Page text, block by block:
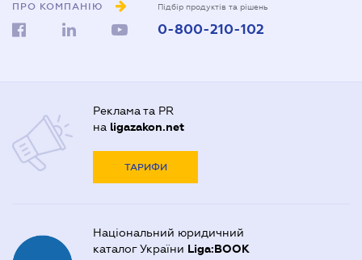
ПРО КОМПАНІЮ Підбір продуктів та рішень
0-800-210-102
Реклама та PR
на ligazakon.net
ТАРИФИ
Національний юридичний
каталог України Liga:BOOK